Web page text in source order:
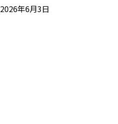
2026年6月3日